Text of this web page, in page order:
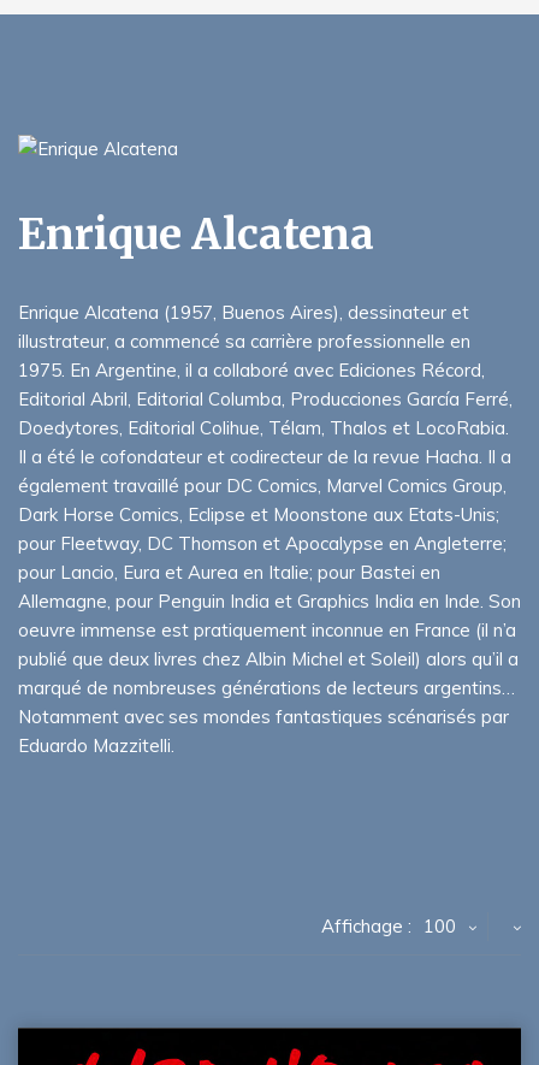
Enrique Alcatena
Enrique Alcatena (1957, Buenos Aires), dessinateur et
illustrateur, a commencé sa carrière professionnelle en
1975. En Argentine, il a collaboré avec Ediciones Récord,
Editorial Abril, Editorial Columba, Producciones García Ferré,
Doedytores, Editorial Colihue, Télam, Thalos et LocoRabia.
Il a été le cofondateur et codirecteur de la revue Hacha. Il a
également travaillé pour DC Comics, Marvel Comics Group,
Dark Horse Comics, Eclipse et Moonstone aux Etats-Unis;
pour Fleetway, DC Thomson et Apocalypse en Angleterre;
pour Lancio, Eura et Aurea en Italie; pour Bastei en
Allemagne, pour Penguin India et Graphics India en Inde. Son
oeuvre immense est pratiquement inconnue en France (il n’a
publié que deux livres chez Albin Michel et Soleil) alors qu’il a
marqué de nombreuses générations de lecteurs argentins…
Notamment avec ses mondes fantastiques scénarisés par
Eduardo Mazzitelli.
Affichage : 100